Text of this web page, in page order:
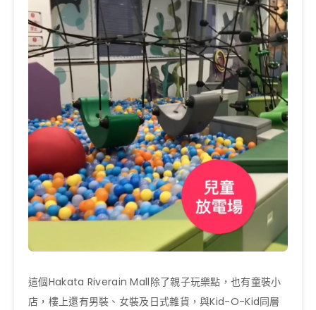
這個Hakata Riverain Mall除了親子玩樂點，也有童裝小
店，樓上還有男裝、 女裝及日式雜貨，與Kid-O-Kid同層